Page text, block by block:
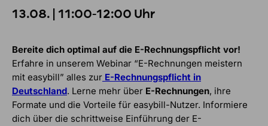
13.08. | 11:00-12:00 Uhr
Bereite dich optimal auf die E-Rechnungspflicht vor!
Erfahre in unserem Webinar “E-Rechnungen meistern
mit easybill” alles zur E-Rechnungspflicht in
Deutschland. Lerne mehr über E-Rechnungen, ihre
Formate und die Vorteile für easybill-Nutzer. Informiere
dich über die schrittweise Einführung der E-